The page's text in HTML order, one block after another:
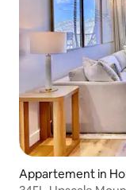
Appartement in